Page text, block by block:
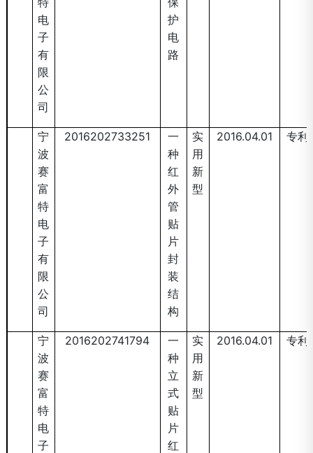
电
子
有
限
公
司
护
电
路
宁
波
赛
富
特
电
子
有
限
公
司
2016202733251
一
种
红
外
管
贴
片
封
装
结
构
实
用
新
型
2016.04.01 专利
宁
波
赛
富
特
电
子
2016202741794
一
种
立
式
贴
片
红
实
用
新
型
2016.04.01 专利